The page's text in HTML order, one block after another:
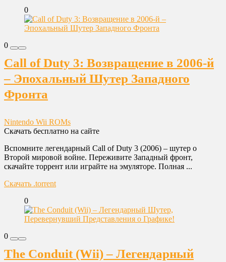
0
0
Call of Duty 3: Возвращение в 2006-й
– Эпохальный Шутер Западного
Фронта
Nintendo Wii ROMs
Скачать бесплатно на сайте
Вспомните легендарный Call of Duty 3 (2006) – шутер о
Второй мировой войне. Переживите Западный фронт,
скачайте торрент или играйте на эмуляторе. Полная ...
Скачать .torrent
0
0
The Conduit (Wii) – Легендарный